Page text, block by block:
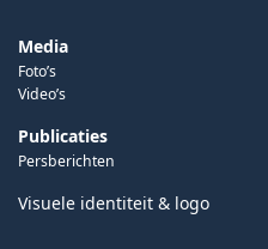
Media
Foto’s
Video’s
Publicaties
Persberichten
Visuele identiteit & logo